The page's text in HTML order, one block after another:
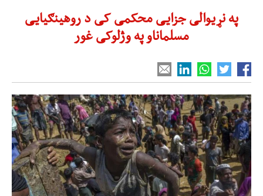
په نړیوالی جزایی محکمی کی د روهینګیایی
مسلماناو په وژلوکی غور